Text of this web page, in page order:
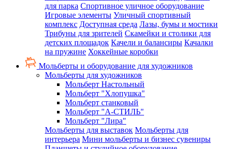
для парка Спортивное уличное оборудование
Игровые элементы Уличный спортивный
комплекс Доступная среда Лазы, бумы и мостики
Трибуны для зрителей Скамейки и столики для
детских площадок Качели и балансиры Качалки
на пружине Хоккейные коробки
Мольберты и оборудование для художников
Мольберты для художников
Мольберт Настольный
Мольберт "Хлопушка"
Мольберт станковый
Мольберт "А-СТИЛЬ"
Мольберт "Лира"
Мольберты для выставок Мольберты для
интерьера Мини мольберты и бизнес сувениры